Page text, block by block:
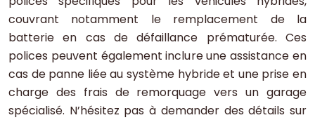
couvrant notamment le remplacement de la
batterie en cas de défaillance prématurée. Ces
polices peuvent également inclure une assistance en
cas de panne liée au système hybride et une prise en
charge des frais de remorquage vers un garage
spécialisé. N’hésitez pas à demander des détails sur